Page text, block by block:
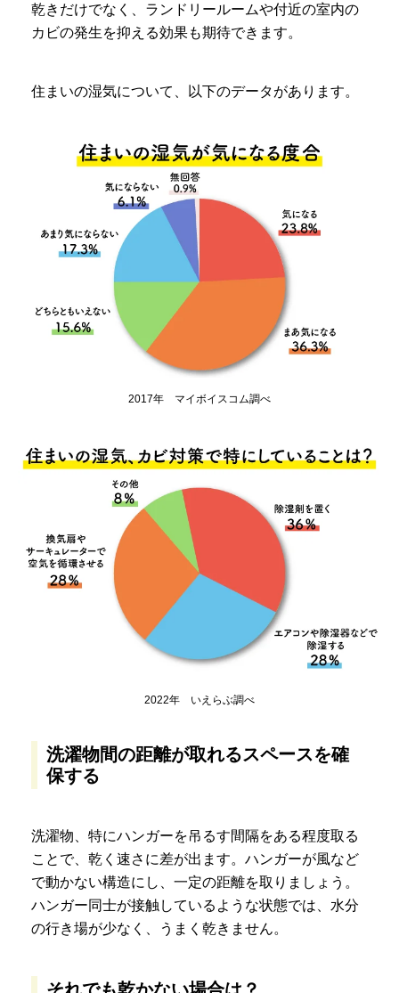
乾きだけでなく、ランドリールームや付近の室内の
カビの発生を抑える効果も期待できます。
住まいの湿気について、以下のデータがあります。
2017年 マイボイスコム調べ
2022年 いえらぶ調べ
洗濯物間の距離が取れるスペースを確
保する
洗濯物、特にハンガーを吊るす間隔をある程度取る
ことで、乾く速さに差が出ます。ハンガーが風など
で動かない構造にし、一定の距離を取りましょう。
ハンガー同士が接触しているような状態では、水分
の行き場が少なく、うまく乾きません。